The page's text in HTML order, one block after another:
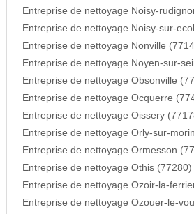
Entreprise de nettoyage Noisy-
Entreprise de nettoyage Noisy-sur-
Entreprise de nettoyage Nonville
Entreprise de nettoyage Noyen-sur-
Entreprise de nettoyage Obsonville
Entreprise de nettoyage Ocquerre
Entreprise de nettoyage Oissery
Entreprise de nettoyage Orly-sur-
Entreprise de nettoyage Ormesson
Entreprise de nettoyage Othis (77280)
Entreprise de nettoyage Ozoir-la-
Entreprise de nettoyage Ozouer-le-